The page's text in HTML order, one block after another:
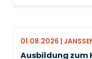
01.08.2026 |
Ausbildung zum